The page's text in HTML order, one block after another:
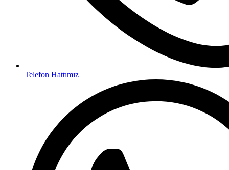
Telefon Hattımız